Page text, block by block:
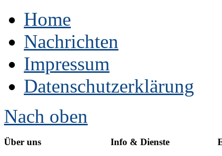
Home
Nachrichten
Impressum
Datenschutzerklärung
Nach oben
Über uns Info & Dienste